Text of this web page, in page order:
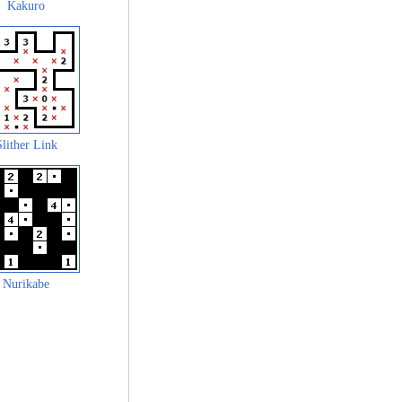
Kakuro
Link
Nurikabe